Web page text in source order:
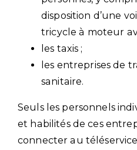
disposition d’une
tricycle à moteur
les taxis ;
les entreprises de
sanitaire.
Seuls les personnels
et habilités de ces
connecter au